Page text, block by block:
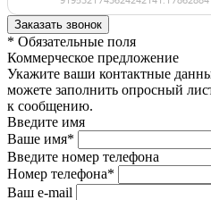
* Обязательные поля
Коммерческое предложение
Укажите ваши контактные
можете заполнить опросный
к сообщению.
Введите имя
Ваше имя*
Введите номер телефона
Номер телефона*
Ваш e-mail